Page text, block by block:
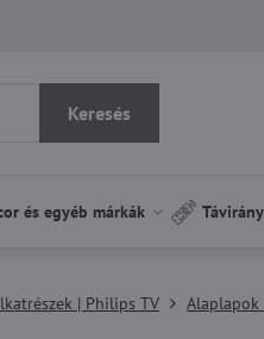
Keresés
és egyéb márkák
| Philips TV Alaplapok